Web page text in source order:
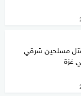
مسلحين شرقي
غزة